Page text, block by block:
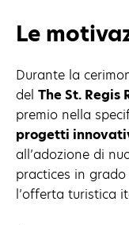
Le
Durante la
del The St. Regis
premio nella
progetti
all’adozione di
practices in
l’offerta turistica